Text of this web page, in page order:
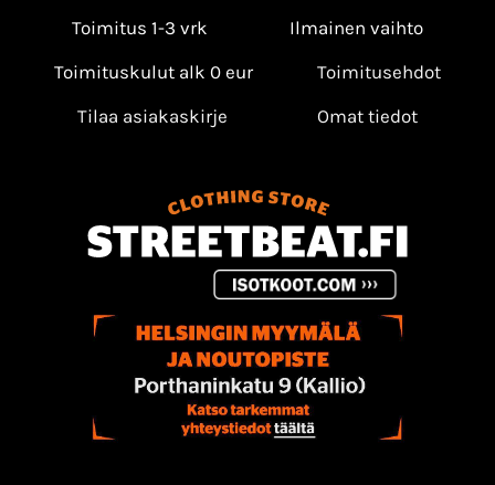
Toimitus 1-3 vrk
Ilmainen vaihto
Toimituskulut alk 0 eur
Toimitusehdot
Tilaa asiakaskirje
Omat tiedot